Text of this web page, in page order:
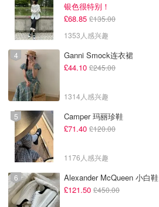
银色很特别！
£68.85 £135.00
1353人感兴趣
Ganni Smock连衣裙
£44.10 £245.00
1314人感兴趣
Camper 玛丽珍鞋
£71.40 £120.00
1176人感兴趣
Alexander McQueen 小白鞋
£121.50 £450.00